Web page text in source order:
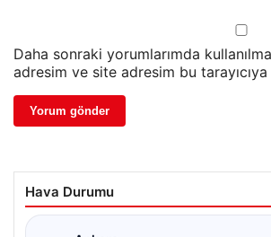
Daha sonraki yorumlarımda
adresim ve site adresim bu
Hava Durumu